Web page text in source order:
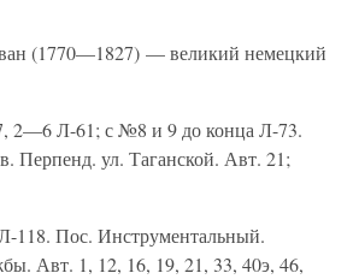
(1770—1827) — великий немецкий
Л-61; с №8 и 9 до конца Л-73.
Перпенд. ул. Таганской. Авт. 21;
118. Пос. Инструментальный.
Авт. 1, 12, 16, 19, 21, 33, 40э, 46,